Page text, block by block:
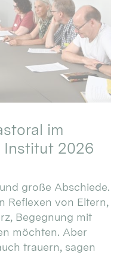
im
Institut 2026
große Abschiede.
Reflexen von Eltern,
Begegnung mit
möchten. Aber
trauern, sagen